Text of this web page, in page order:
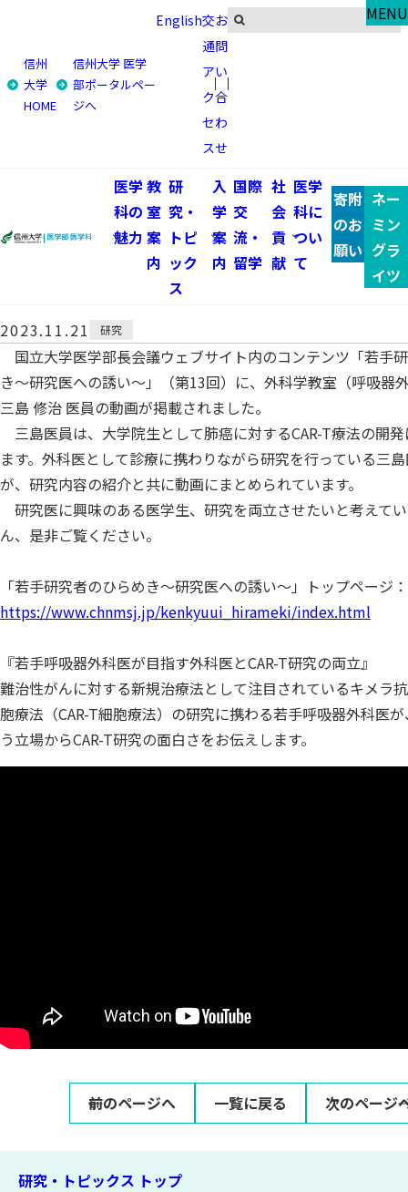
信州
大学
HOME
信州大学 医学
部ポータルペー
ジへ
English交
通
ア
ク
セ
ス
お
問
い
合
わ
せ
医学
科の
魅力
教
室
案
内
研
究・
トピ
ック
ス
入
学
案
内
国際
交
流・
留学
社
会
貢
献
医学
科に
つい
て
寄附
のお
願い
ネー
ミン
グラ
イツ
Research & Topics
研究・トピックス
トップ
研究・トピックス
「若手研究者のひらめき～研究医への誘い～」に 呼吸器外
科 三島修治医員の動画が掲載されました
「若手研究者のひらめき～研
誘い～」に 呼吸器外科 三島修
の動画が掲載されました
2023.11.21 研究
国立大学医学部長会議ウェブサイト内のコンテンツ「若手
き～研究医への誘い～」（第13回）に、外科学教室（呼吸器
三島 修治 医員の動画が掲載されました。
三島医員は、大学院生として肺癌に対するCAR-T療法の開
ます。外科医として診療に携わりながら研究を行っている三
が、研究内容の紹介と共に動画にまとめられています。
研究医に興味のある医学生、研究を両立させたいと考えて
ん、是非ご覧ください。
「若手研究者のひらめき～研究医への誘い～」トップページ：
https://www.chnmsj.jp/kenkyuui_hirameki/index.html
『若手呼吸器外科医が目指す外科医とCAR-T研究の両立』
難治性がんに対する新規治療法として注目されているキメラ
胞療法（CAR-T細胞療法）の研究に携わる若手呼吸器外科医
う立場からCAR-T研究の面白さをお伝えします。
前のページへ 一覧に戻る 次のページ
研究・トピックス トップ
MENU